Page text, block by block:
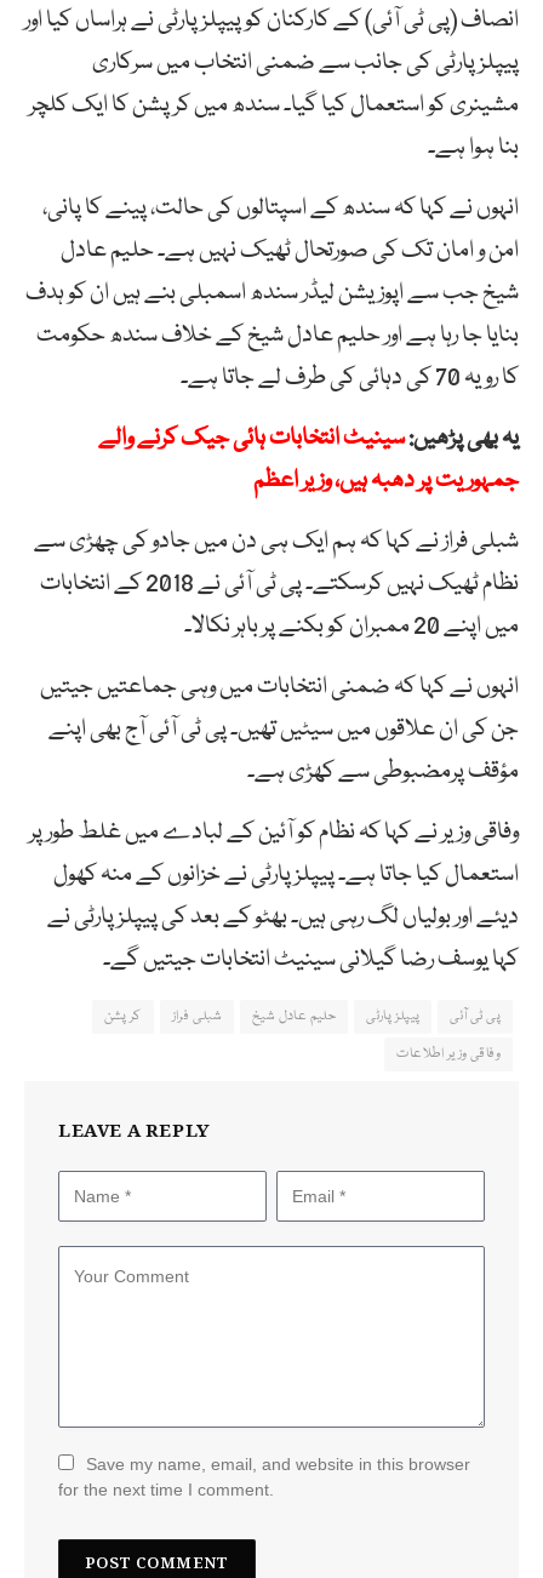
انصاف (پی ٹی آئی) کے کارکنان کو پیپلز پارٹی نے ہراساں کیا اور
پیپلز پارٹی کی جانب سے ضمنی انتخاب میں سرکاری
مشینری کو استعمال کیا گیا۔ سندھ میں کرپشن کا ایک کلچر
بنا ہوا ہے۔
انہوں نے کہا کہ سندھ کے اسپتالوں کی حالت، پینے کا پانی،
امن و امان تک کی صورتحال ٹھیک نہیں ہے۔ حلیم عادل
شیخ جب سے اپوزیشن لیڈر سندھ اسمبلی بنے ہیں ان کو ہدف
بنایا جا رہا ہے اور حلیم عادل شیخ کے خلاف سندھ حکومت
کا رویہ 70 کی دہائی کی طرف لے جاتا ہے۔
یہ بھی پڑھیں:سینیٹ انتخابات ہائی جیک کرنے والے
جمہوریت پر دھبہ ہیں، وزیر اعظم
شبلی فراز نے کہا کہ ہم ایک ہی دن میں جادو کی چھڑی سے
نظام ٹھیک نہیں کرسکتے۔ پی ٹی آئی نے 2018 کے انتخابات
میں اپنے 20 ممبران کو بکنے پر باہر نکالا۔
انہوں نے کہا کہ ضمنی انتخابات میں وہی جماعتیں جیتیں
جن کی ان علاقوں میں سیٹیں تھیں۔ پی ٹی آئی آج بھی اپنے
مؤقف پرمضبوطی سے کھڑی ہے۔
وفاقی وزیر نے کہا کہ نظام کو آئین کے لبادے میں غلط طور پر
استعمال کیا جاتا ہے۔ پیپلز پارٹی نے خزانوں کے منہ کھول
دیئے اور بولیاں لگ رہی ہیں۔ بھٹو کے بعد کی پیپلز پارٹی نے
کہا یوسف رضا گیلانی سینیٹ انتخابات جیتیں گے۔
پی ٹی آئی پیپلز پارٹی حلیم عادل شیخ شبلی فراز
کرپشن
وفاقی وزیر اطلاعات
LEAVE A REPLY
Save my name, email, and website in this browser
for the next time I comment.